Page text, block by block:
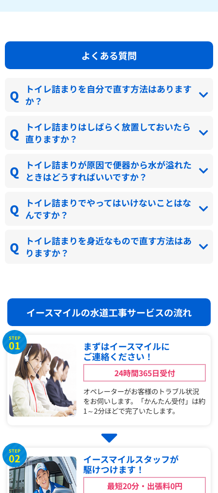
よくある質問
トイレ詰まりを自分で直す方法はあります
か？
トイレ詰まりはしばらく放置しておいたら
直りますか？
トイレ詰まりが原因で便器から水が溢れた
ときはどうすればいいですか？
トイレ詰まりでやってはいけないことはな
んですか？
トイレ詰まりを身近なもので直す方法はあ
りますか？
イースマイルの水道工事サービスの流れ
STEP
01
まずはイースマイルに
ご連絡ください！
24時間365日受付
オペレーターがお客様のトラブル状況
をお伺いします。「かんたん受付」は約
1～2分ほどで完了いたします。
STEP
02
イースマイルスタッフが
駆けつけます！
最短20分・出張料0円